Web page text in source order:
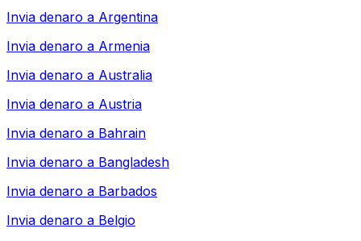
Invia denaro a Argentina
Invia denaro a Armenia
Invia denaro a Australia
Invia denaro a Austria
Invia denaro a Bahrain
Invia denaro a Bangladesh
Invia denaro a Barbados
Invia denaro a Belgio